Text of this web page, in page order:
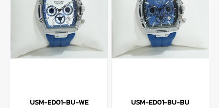
USM-ED01-BU-WE USM-ED01-BU-BU